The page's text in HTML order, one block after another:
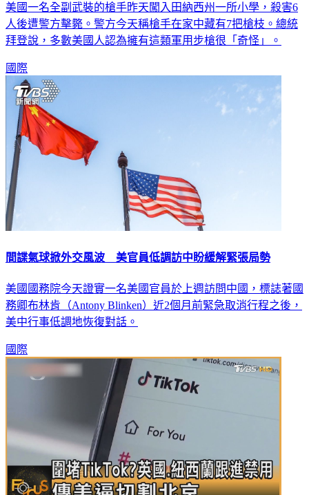
美國一名全副武裝的槍手昨天闖入田納西州一所小學，殺害6
人後遭警方擊斃。警方今天稱槍手在家中藏有7把槍枝。總統
拜登說，多數美國人認為擁有這類軍用步槍很「奇怪」。
國際
間諜氣球掀外交風波 美官員低調訪中盼緩解緊張局勢
美國國務院今天證實一名美國官員於上週訪問中國，標誌著國
務卿布林肯（Antony Blinken）近2個月前緊急取消行程之後，
美中行事低調地恢復對話。
國際